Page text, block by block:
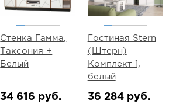
Стенка Гамма,
Таксония +
Белый
34 616 руб.
Гостиная Stern
(Штерн)
Комплект 1,
белый
36 284 руб.